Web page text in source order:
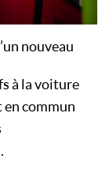
nouveau
à la voiture
commun